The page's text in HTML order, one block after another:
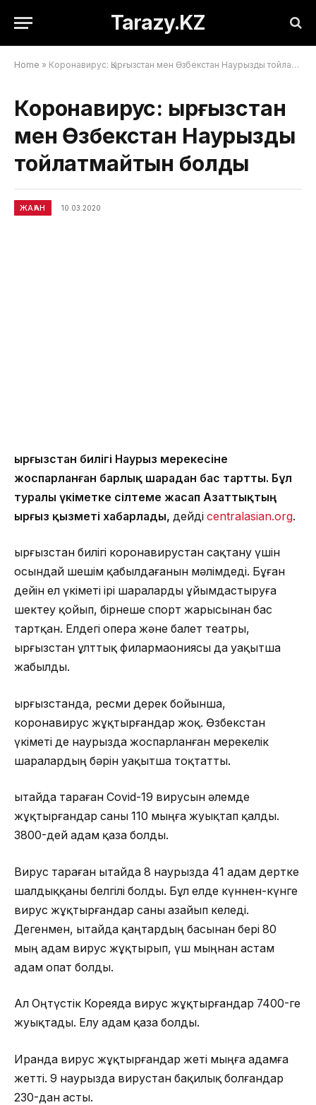
Tarazy.KZ
Home » Коронавирус: Қырғызстан мен Өзбекстан Наурызды тойлатмайтын болды
Коронавирус: Қырғызстан
мен Өзбекстан Наурызды
тойлатмайтын болды
ЖАҺАН 10.03.2020
Қырғызстан билігі Наурыз мерекесіне
жоспарланған барлық шарадан бас тартты. Бұл
туралы үкіметке сілтеме жасап Азаттықтың
Қырғыз қызметі хабарлады, дейді centralasian.org.
Қырғызстан билігі коронавирустан сақтану үшін
осындай шешім қабылдағанын мәлімдеді. Бұған
дейін ел үкіметі ірі шараларды ұйымдастыруға
шектеу қойып, бірнеше спорт жарысынан бас
тартқан. Елдегі опера және балет театры,
Қырғызстан ұлттық филармаониясы да уақытша
жабылды.
Қырғызстанда, ресми дерек бойынша,
коронавирус жұқтырғандар жоқ. Өзбекстан
үкіметі де наурызда жоспарланған мерекелік
шаралардың бәрін уақытша тоқтатты.
Қытайда тараған Covid-19 вирусын әлемде
жұқтырғандар саны 110 мыңға жуықтап қалды.
3800-дей адам қаза болды.
Вирус тараған Қытайда 8 наурызда 41 адам дертке
шалдыққаны белгілі болды. Бұл елде күннен-күнге
вирус жұқтырғандар саны азайып келеді.
Дегенмен, Қытайда қаңтардың басынан бері 80
мың адам вирус жұқтырып, үш мыңнан астам
адам опат болды.
Ал Оңтүстік Кореяда вирус жұқтырғандар 7400-ге
жуықтады. Елу адам қаза болды.
Иранда вирус жұқтырғандар жеті мыңға адамға
жетті. 9 наурызда вирустан бақилық болғандар
230-дан асты.